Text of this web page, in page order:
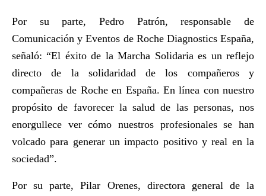
Por su parte, Pedro Patrón, responsable de
Comunicación y Eventos de Roche Diagnostics España,
señaló: “El éxito de la Marcha Solidaria es un reflejo
directo de la solidaridad de los compañeros y
compañeras de Roche en España. En línea con nuestro
propósito de favorecer la salud de las personas, nos
enorgullece ver cómo nuestros profesionales se han
volcado para generar un impacto positivo y real en la
sociedad”.
Por su parte, Pilar Orenes, directora general de la